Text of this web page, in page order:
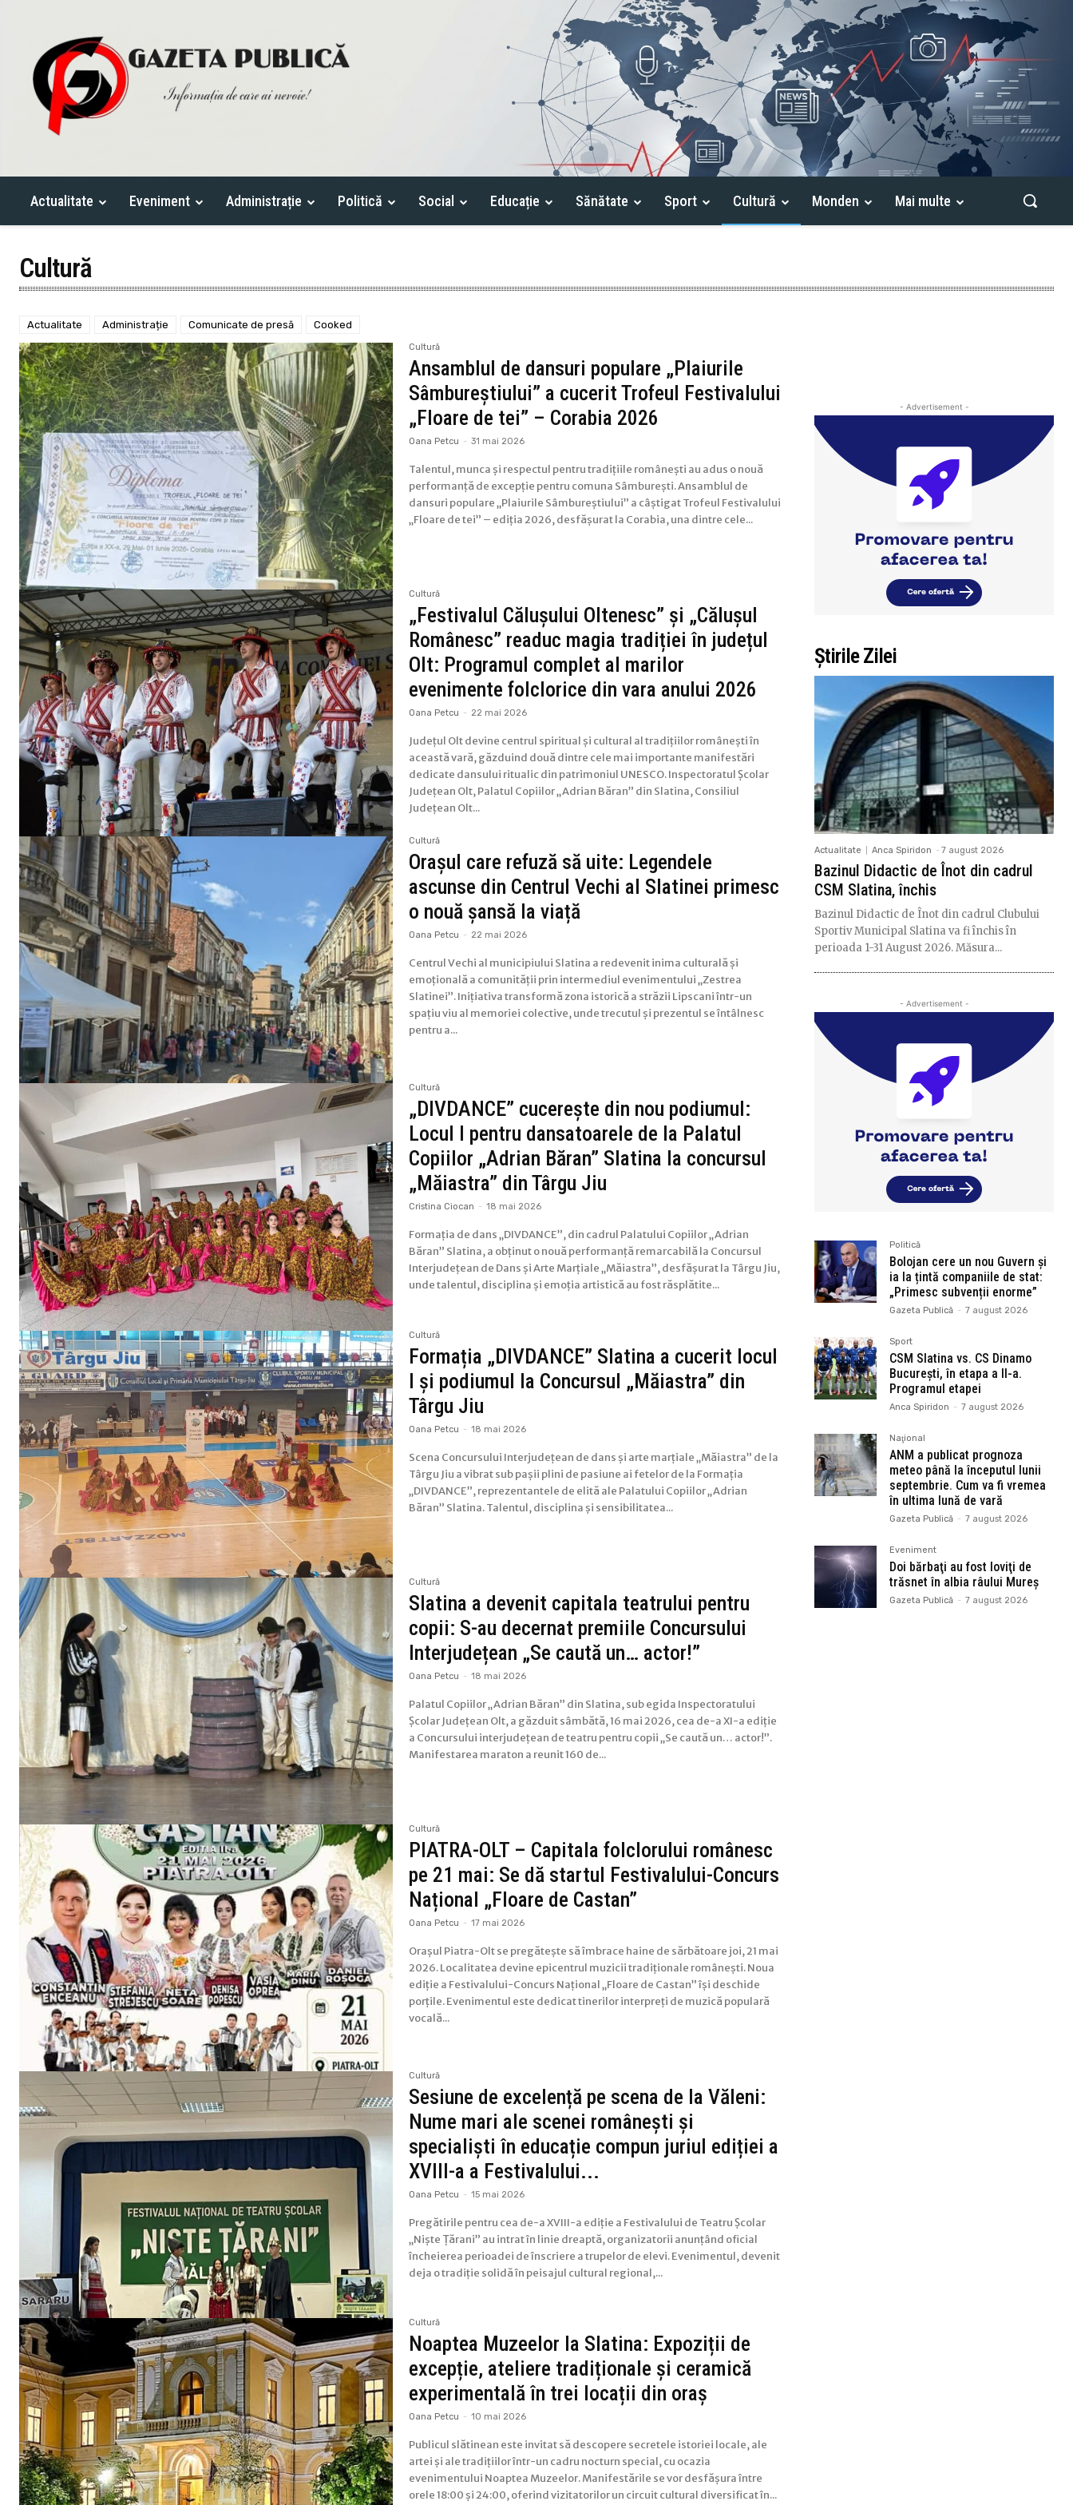
Actualitate Eveniment Administrație Politică Social Educație Sănătate Sport Cultură Monden Mai multe
Cultură
Actualitate Administrație Comunicate de presă Cooked
Cultură
Ansamblul de dansuri populare „Plaiurile
Sâmbureștiului” a cucerit Trofeul Festivalului
„Floare de tei” – Corabia 2026
Oana Petcu - 31 mai 2026
Talentul, munca și respectul pentru tradițiile românești au adus o nouă
performanță de excepție pentru comuna Sâmburești. Ansamblul de
dansuri populare „Plaiurile Sâmbureștiului” a câștigat Trofeul Festivalului
„Floare de tei” – ediția 2026, desfășurat la Corabia, una dintre cele...
Cultură
„Festivalul Călușului Oltenesc” și „Călușul
Românesc” readuc magia tradiției în județul
Olt: Programul complet al marilor
evenimente folclorice din vara anului 2026
Oana Petcu - 22 mai 2026
Județul Olt devine centrul spiritual și cultural al tradițiilor românești în
această vară, găzduind două dintre cele mai importante manifestări
dedicate dansului ritualic din patrimoniul UNESCO. Inspectoratul Școlar
Județean Olt, Palatul Copiilor „Adrian Băran” din Slatina, Consiliul
Județean Olt...
Cultură
Orașul care refuză să uite: Legendele
ascunse din Centrul Vechi al Slatinei primesc
o nouă șansă la viață
Oana Petcu - 22 mai 2026
Centrul Vechi al municipiului Slatina a redevenit inima culturală și
emoțională a comunității prin intermediul evenimentului „Zestrea
Slatinei”. Inițiativa transformă zona istorică a străzii Lipscani într-un
spațiu viu al memoriei colective, unde trecutul și prezentul se întâlnesc
pentru a...
Cultură
„DIVDANCE” cucerește din nou podiumul:
Locul I pentru dansatoarele de la Palatul
Copiilor „Adrian Băran” Slatina la concursul
„Măiastra” din Târgu Jiu
Cristina Ciocan - 18 mai 2026
Formația de dans „DIVDANCE”, din cadrul Palatului Copiilor „Adrian
Băran” Slatina, a obținut o nouă performanță remarcabilă la Concursul
Interjudețean de Dans și Arte Marțiale „Măiastra”, desfășurat la Târgu Jiu,
unde talentul, disciplina și emoția artistică au fost răsplătite...
Cultură
Formația „DIVDANCE” Slatina a cucerit locul
I și podiumul la Concursul „Măiastra” din
Târgu Jiu
Oana Petcu - 18 mai 2026
Scena Concursului Interjudețean de dans și arte marțiale „Măiastra” de la
Târgu Jiu a vibrat sub pașii plini de pasiune ai fetelor de la Formația
„DIVDANCE”, reprezentantele de elită ale Palatului Copiilor „Adrian
Băran” Slatina. Talentul, disciplina și sensibilitatea...
Cultură
Slatina a devenit capitala teatrului pentru
copii: S-au decernat premiile Concursului
Interjudețean „Se caută un… actor!”
Oana Petcu - 18 mai 2026
Palatul Copiilor „Adrian Băran” din Slatina, sub egida Inspectoratului
Școlar Județean Olt, a găzduit sâmbătă, 16 mai 2026, cea de-a XI-a ediție
a Concursului interjudețean de teatru pentru copii „Se caută un… actor!”.
Manifestarea maraton a reunit 160 de...
Cultură
PIATRA-OLT – Capitala folclorului românesc
pe 21 mai: Se dă startul Festivalului-Concurs
Național „Floare de Castan”
Oana Petcu - 17 mai 2026
Orașul Piatra-Olt se pregătește să îmbrace haine de sărbătoare joi, 21 mai
2026. Localitatea devine epicentrul muzicii tradiționale românești. Noua
ediție a Festivalului-Concurs Național „Floare de Castan” își deschide
porțile. Evenimentul este dedicat tinerilor interpreți de muzică populară
vocală...
Cultură
Sesiune de excelență pe scena de la Văleni:
Nume mari ale scenei românești și
specialiști în educație compun juriul ediției a
XVIII-a a Festivalului...
Oana Petcu - 15 mai 2026
Pregătirile pentru cea de-a XVIII-a ediție a Festivalului de Teatru Școlar
„Niște Țărani” au intrat în linie dreaptă, organizatorii anunțând oficial
încheierea perioadei de înscriere a trupelor de elevi. Evenimentul, devenit
deja o tradiție solidă în peisajul cultural regional,...
Cultură
Noaptea Muzeelor la Slatina: Expoziții de
excepție, ateliere tradiționale și ceramică
experimentală în trei locații din oraș
Oana Petcu - 10 mai 2026
Publicul slătinean este invitat să descopere secretele istoriei locale, ale
artei și ale tradițiilor într-un cadru nocturn special, cu ocazia
evenimentului Noaptea Muzeelor. Manifestările se vor desfășura între
orele 18:00 și 24:00, oferind vizitatorilor un circuit cultural diversificat în...
- Advertisement -
Știrile Zilei
Actualitate Anca Spiridon - 7 august 2026
Bazinul Didactic de Înot din cadrul
CSM Slatina, închis
Bazinul Didactic de Înot din cadrul Clubului
Sportiv Municipal Slatina va fi închis în
perioada 1-31 August 2026. Măsura...
- Advertisement -
Politică
Bolojan cere un nou Guvern și
ia la țintă companiile de stat:
„Primesc subvenții enorme”
Gazeta Publică - 7 august 2026
Sport
CSM Slatina vs. CS Dinamo
București, în etapa a II-a.
Programul etapei
Anca Spiridon - 7 august 2026
Naţional
ANM a publicat prognoza
meteo până la începutul lunii
septembrie. Cum va fi vremea
în ultima lună de vară
Gazeta Publică - 7 august 2026
Eveniment
Doi bărbaţi au fost loviţi de
trăsnet în albia râului Mureș
Gazeta Publică - 7 august 2026